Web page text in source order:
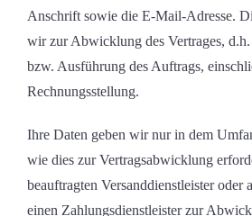
Anschrift sowie die E-Mail-Adresse.
wir zur Abwicklung des Vertrages,
bzw. Ausführung des Auftrags,
Rechnungsstellung.
Ihre Daten geben wir nur in dem
wie dies zur Vertragsabwicklung
beauftragten Versanddienstleister oder
einen Zahlungsdienstleister zur